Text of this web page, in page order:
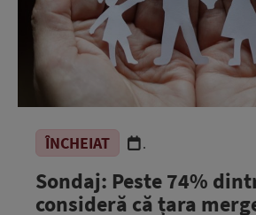
ÎNCHEIAT .
Sondaj: Peste 74%
consideră că țara